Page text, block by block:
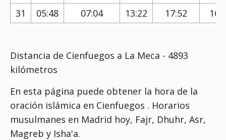
31
05:48 07:04 13:22 17:52
Distancia de Cienfuegos a La Meca - 4893
kilómetros
En esta página puede obtener la hora de la
oración islámica en Cienfuegos . Horarios
musulmanes en Madrid hoy, Fajr, Dhuhr, Asr,
Magreb y Isha'a.